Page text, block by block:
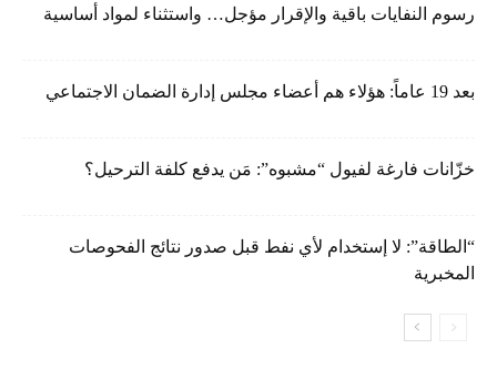
رسوم النفايات باقية والإقرار مؤجل… واستثناء لمواد أساسية
بعد 19 عاماً: هؤلاء هم أعضاء مجلس إدارة الضمان الاجتماعي
خزّانات فارغة لفيول “مشبوه”: مَن يدفع كلفة الترحيل؟
“الطاقة”: لا إستخدام لأي نفط قبل صدور نتائج الفحوصات
المخبرية